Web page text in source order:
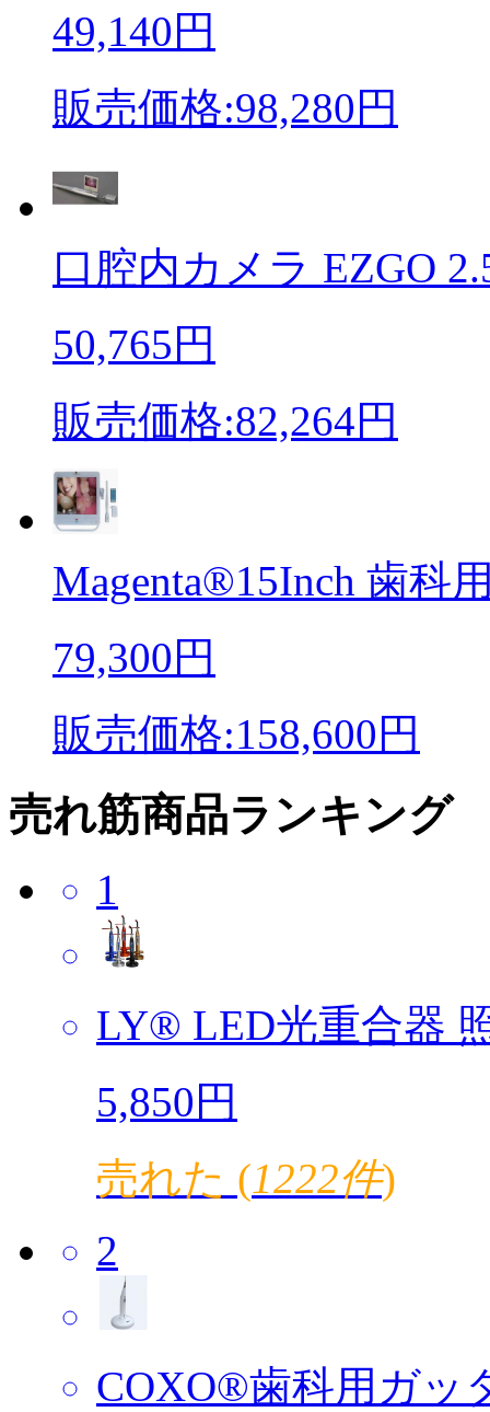
49,140円
販売価格:98,280円
口腔内カメラ EZGO
50,765円
販売価格:82,264円
Magenta®15Inch 歯科
79,300円
販売価格:158,600円
売れ筋商品ランキング
1
LY® LED光重合器
5,850円
売れた (1222件)
2
COXO®歯科用ガッ